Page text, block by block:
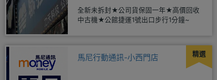
全新未拆封★公司貨保固一年★高價回收
中古機★公館捷運1號出口步行1分鐘~
精選
馬尼行動通訊-小西門店